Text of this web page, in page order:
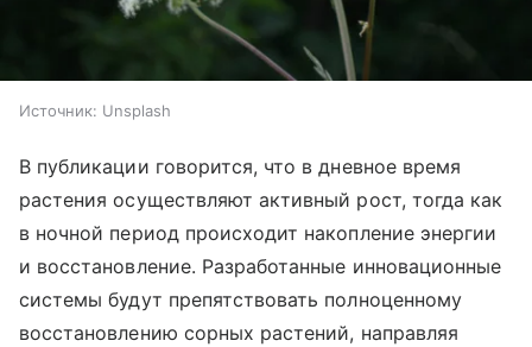
Источник: Unsplash
В публикации говорится, что в дневное время
растения осуществляют активный рост, тогда как
в ночной период происходит накопление энергии
и восстановление. Разработанные инновационные
системы будут препятствовать полноценному
восстановлению сорных растений, направляя